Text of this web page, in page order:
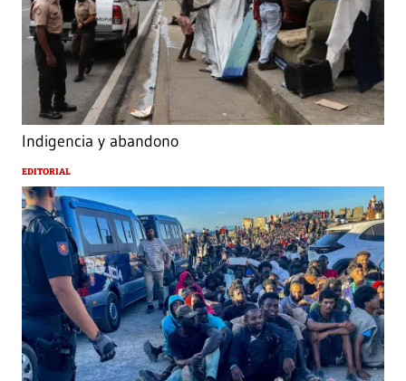
Indigencia y abandono
EDITORIAL